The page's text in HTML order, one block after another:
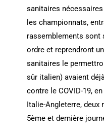
sanitaires
les championnats,
rassemblements sont
ordre et reprendront
sanitaires le
sûr italien) avaient
contre le COVID-19,
Italie-Angleterre,
5ème et dernière